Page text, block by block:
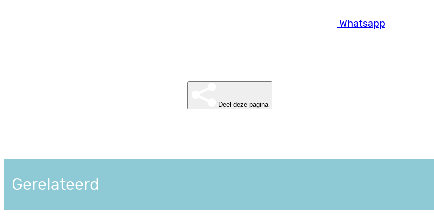
Whatsapp
Deel deze pagina
Gerelateerd